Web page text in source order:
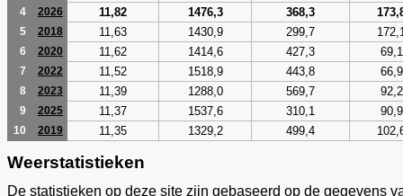
4 2026 11,82 1476,3 368,3
5 2018 11,63 1430,9 299,7
6 2020 11,62 1414,6 427,3 69,1
7 2022 11,52 1518,9 443,8 66,9
8 2023 11,39 1288,0 569,7 92,2
9 2025 11,37 1537,6 310,1 90,9
10 2019 11,35 1329,2 499,4
Weerstatistieken
De statistieken op deze site zijn gebaseerd op de gegevens